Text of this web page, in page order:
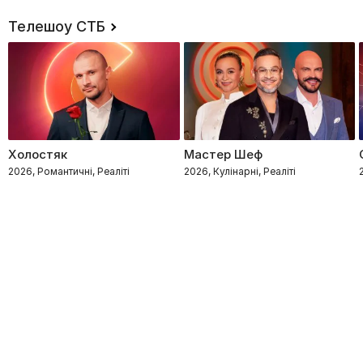
Телешоу СТБ
Холостяк
2026, Романтичні, Реаліті
Мастер Шеф
2026, Кулінарні, Реаліті